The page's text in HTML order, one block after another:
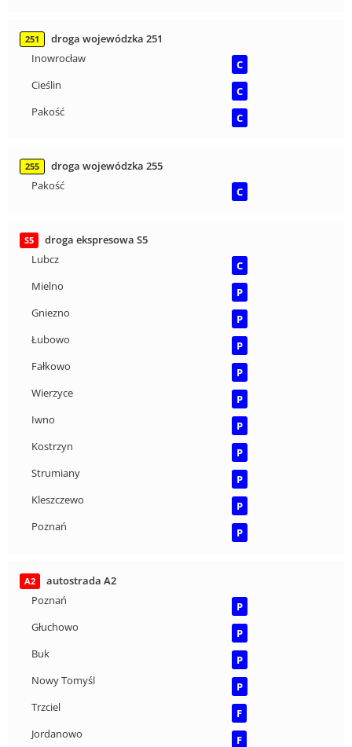
251
droga wojewódzka 251
Inowrocław
C
Cieślin
C
Pakość
C
255
droga wojewódzka 255
Pakość
C
S5
droga ekspresowa S5
Lubcz
C
Mielno
P
Gniezno
P
Łubowo
P
Fałkowo
P
Wierzyce
P
Iwno
P
Kostrzyn
P
Strumiany
P
Kleszczewo
P
Poznań
P
A2
autostrada A2
Poznań
P
Głuchowo
P
Buk
P
Nowy Tomyśl
P
Trzciel
F
Jordanowo
F